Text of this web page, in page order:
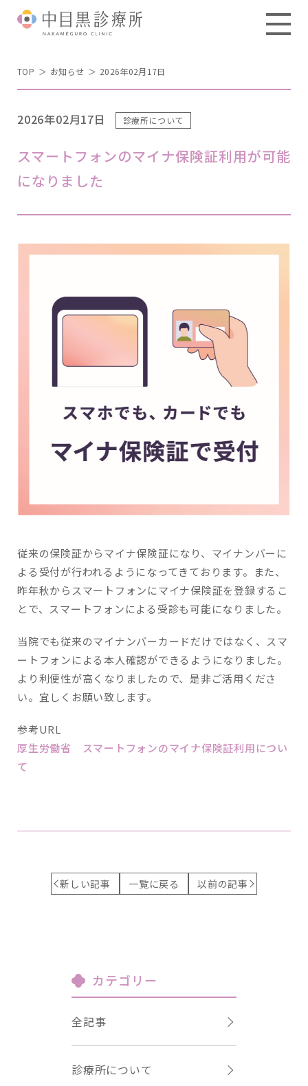
TOP お知らせ 2026年02月17日
2026年02月17日 診療所について
スマートフォンのマイナ保険証利用が可能
になりました
従来の保険証からマイナ保険証になり、マイナンバーに
よる受付が行われるようになってきております。また、
昨年秋からスマートフォンにマイナ保険証を登録するこ
とで、スマートフォンによる受診も可能になりました。
当院でも従来のマイナンバーカードだけではなく、スマ
ートフォンによる本人確認ができるようになりました。
より利便性が高くなりましたので、是非ご活用くださ
い。宜しくお願い致します。
参考URL
厚生労働省 スマートフォンのマイナ保険証利用につい
て
新しい記事 一覧に戻る 以前の記事
カテゴリー
全記事
診療所について